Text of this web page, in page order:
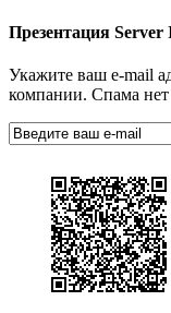
Презентация Server
Укажите ваш e-mail
компании. Спама